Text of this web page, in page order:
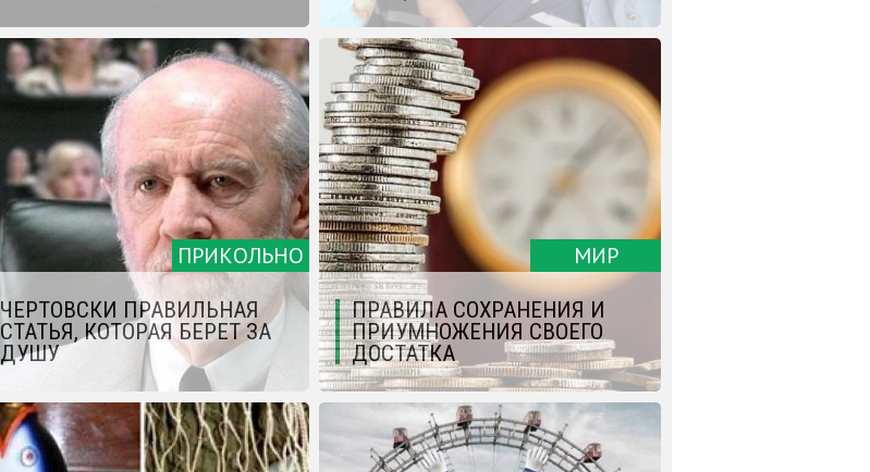
ПРИКОЛЬНО
ЧЕРТОВСКИ ПРАВИЛЬНАЯ
СТАТЬЯ, КОТОРАЯ БЕРЕТ ЗА
ДУШУ
МИР
ПРАВИЛА СОХРАНЕНИЯ И
ПРИУМНОЖЕНИЯ СВОЕГО
ДОСТАТКА